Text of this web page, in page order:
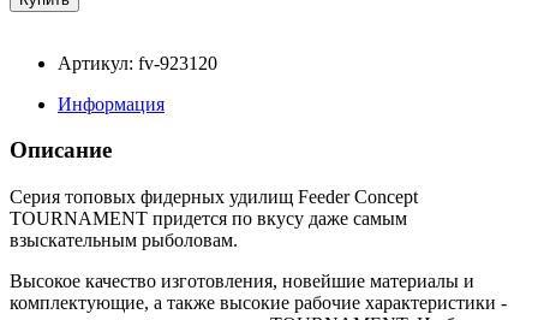
Артикул: fv-923120
Информация
Описание
Серия топовых фидерных удилищ Feeder Concept
TOURNAMENT придется по вкусу даже самым
взыскательным рыболовам.
Высокое качество изготовления, новейшие материалы и
комплектующие, а также высокие рабочие характеристики -